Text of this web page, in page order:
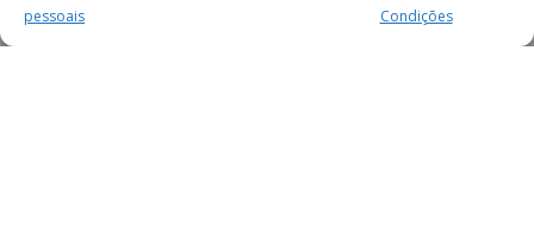
pessoais
Condições